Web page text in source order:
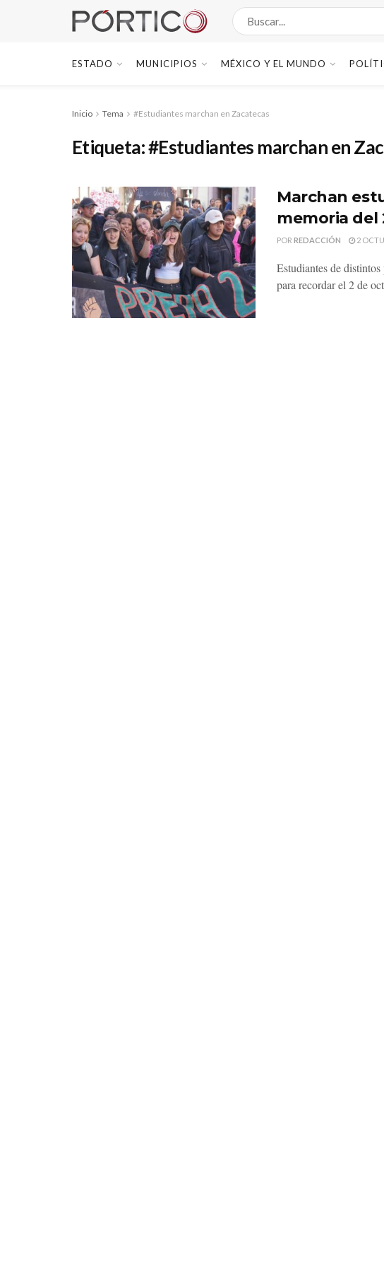
ESTADO MUNICIPIOS MÉXICO Y EL MUNDO
Inicio Tema #Estudiantes marchan en Zacatecas
Etiqueta:#Estudiantes marchan en
Marchan
memoria del
POR REDACCIÓN 2
Estudiantes de
para recordar el 2 de